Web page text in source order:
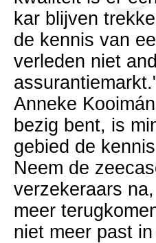
kar blijven
de kennis van
verleden niet
Anneke
bezig bent, is
gebied de
Neem de
verzekeraars
meer
niet meer past